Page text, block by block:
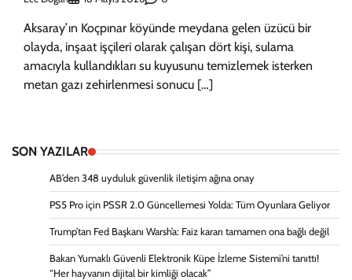
Aksaray’ın Koçpınar köyünde meydana gelen üzücü bir
olayda, inşaat işçileri olarak çalışan dört kişi, sulama
amacıyla kullandıkları su kuyusunu temizlemek isterken
metan gazı zehirlenmesi sonucu […]
SON YAZILAR
AB’den 348 uyduluk güvenlik iletişim ağına onay
PS5 Pro için PSSR 2.0 Güncellemesi Yolda: Tüm Oyunlara Geliyor
Trump’tan Fed Başkanı Warsh’a: Faiz kararı tamamen ona bağlı değil
Bakan Yumaklı Güvenli Elektronik Küpe İzleme Sistemi’ni tanıttı!
“Her hayvanın dijital bir kimliği olacak”